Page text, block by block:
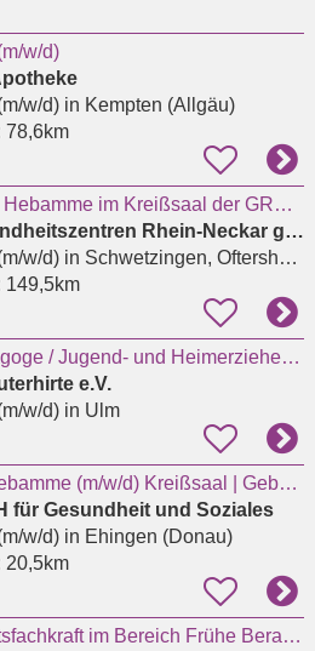
w/d)
w/d)in Kempten (Allgäu)
78,6km
Angestellte Hebamme im Kreißsaal der GRN-Klinik Weinheim (m/w/d)
GRN Gesundheitszentren Rhein-Neckar gGmbH
w/d)in Schwetzingen, Oftersheim
149,5km
Sozialpädagoge / Jugend- und Heimerzieher / Erzieher / Heilerziehungspfleger / Hebamme (m/w/d)
e.V.
w/d)in Ulm
Leitende Hebamme (m/w/d) Kreißsaal | Geburtshilfe - Ehingen
für Gesundheit und Soziales
w/d)in Ehingen (Donau)
20,5km
Gesundheitsfachkraft im Bereich Frühe Beratung und Hilfen für Familien mit Kindern von 0 bis 3